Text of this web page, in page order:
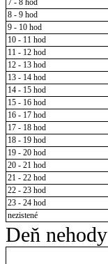
7 - 8 hod
8 - 9 hod
9 - 10 hod
10 - 11 hod
11 - 12 hod
12 - 13 hod
13 - 14 hod
14 - 15 hod
15 - 16 hod
16 - 17 hod
17 - 18 hod
18 - 19 hod
19 - 20 hod
20 - 21 hod
21 - 22 hod
22 - 23 hod
23 - 24 hod
nezistené
Deň nehody